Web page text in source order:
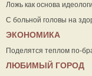
Ложь как основа
С больной головы на
ЭКОНОМИКА
Поделятся теплом по-
ЛЮБИМЫЙ ГОРОД